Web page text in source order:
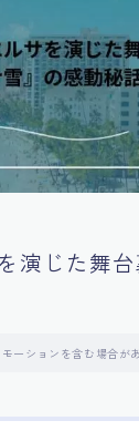
演じた舞
ーションを含む場合が